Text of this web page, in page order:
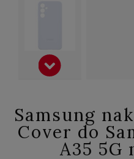
Samsung
Cover do
A35 5G